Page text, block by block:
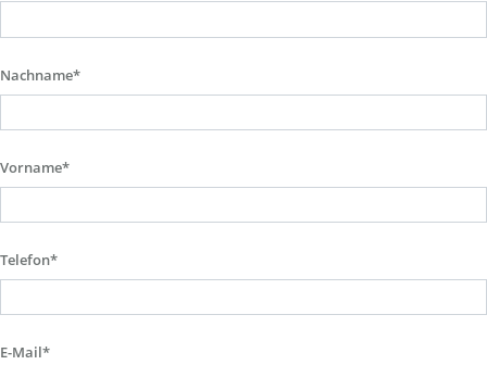
Nachname*
Vorname*
Telefon*
E-Mail*